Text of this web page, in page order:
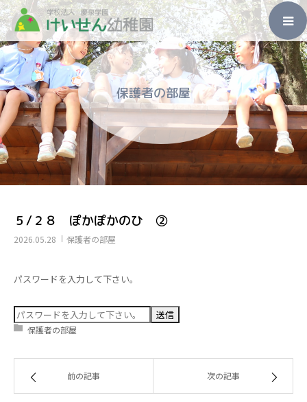
保護者の部屋
５/２８ ぽかぽかのひ ②
2026.05.28 保護者の部屋
パスワードを入力して下さい。
保護者の部屋
前の記事 次の記事
ホーム
園のこと
入園のご案内
未就園児教室
子育て支援
保護者の部屋
お知らせ